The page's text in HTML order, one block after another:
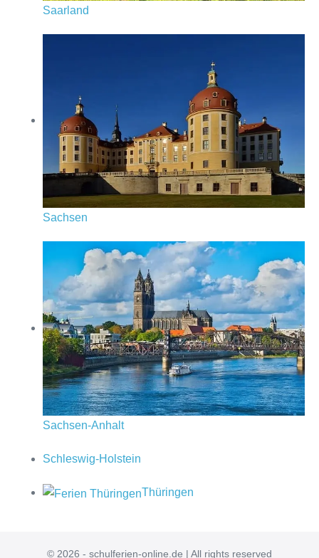
Saarland
Sachsen
Sachsen-Anhalt
Schleswig-Holstein
Thüringen
© 2026 - schulferien-online.de | All rights reserved